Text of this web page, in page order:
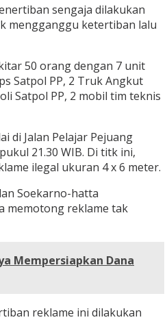
sengaja dilakukan
mengganggu ketertiban lalu
50 orang dengan 7 unit
Satpol PP, 2 Truk Angkut
Satpol PP, 2 mobil tim teknis
di Jalan Pelajar Pejuang
21.30 WIB. Di titk ini,
ilegal ukuran 4 x 6 meter.
Soekarno-hatta
memotong reklame tak
Mempersiapkan Dana
reklame ini dilakukan